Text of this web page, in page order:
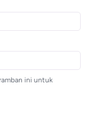
ini untuk